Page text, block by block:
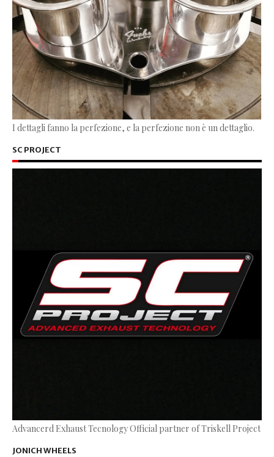
I dettagli fanno la perfezione, e la perfezione non è un dettaglio.
SC PROJECT
Advancerd Exhaust Tecnology Official partner of Triskell Project
JONICH WHEELS